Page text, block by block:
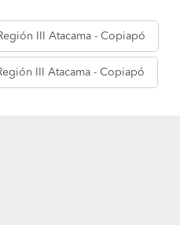
III Atacama - Copiapó
III Atacama - Copiapó